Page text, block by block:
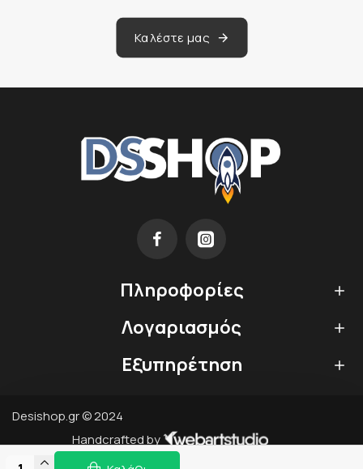
Καλέστε μας
Πληροφορίες
Λογαριασμός
Εξυπηρέτηση
Desishop.gr © 2024
Handcrafted by